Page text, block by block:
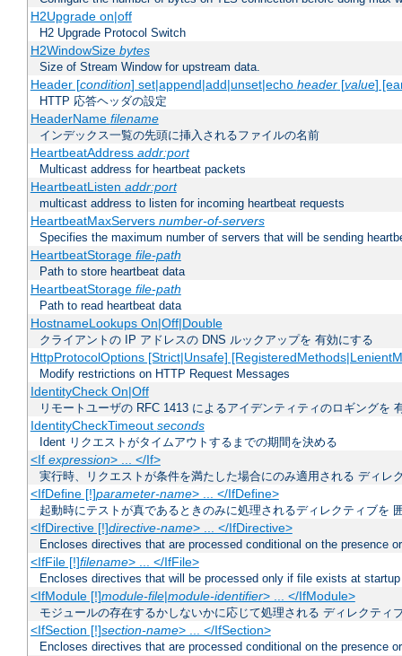
H2Upgrade on|off
H2 Upgrade Protocol Switch
H2WindowSize bytes
Size of Stream Window for upstream data.
Header [condition] set|append|add|unset|echo header[value]
HTTP 応答ヘッダの設定
HeaderName filename
インデックス一覧の先頭に挿入されるファイルの名前
HeartbeatAddress addr:port
Multicast address for heartbeat packets
HeartbeatListen addr:port
multicast address to listen for incoming heartbeat requests
HeartbeatMaxServers number-of-servers
Specifies the maximum number of servers that will be sending
HeartbeatStorage file-path
Path to store heartbeat data
HeartbeatStorage file-path
Path to read heartbeat data
HostnameLookups On|Off|Double
クライアントの IP アドレスの DNS ルックアップを 有効にする
HttpProtocolOptions [Strict|Unsafe]
Modify restrictions on HTTP Request Messages
IdentityCheck On|Off
リモートユーザの RFC 1413 によるアイデンティティのロギングを
IdentityCheckTimeout seconds
Ident リクエストがタイムアウトするまでの期間を決める
<If expression> ... </If>
実行時、リクエストが条件を満たした場合にのみ適用される ディレ
<IfDefine [!]parameter-name> ... </IfDefine>
起動時にテストが真であるときのみに処理されるディレクティブを
<IfDirective [!]directive-name> ... </IfDirective>
Encloses directives that are processed conditional on the presence
<IfFile [!]filename> ... </IfFile>
Encloses directives that will be processed only if file exists at startup
<IfModule [!]module-file|module-identifier> ... </IfModule>
モジュールの存在するかしないかに応じて処理される ディレクティ
<IfSection [!]section-name> ... </IfSection>
Encloses directives that are processed conditional on the presence